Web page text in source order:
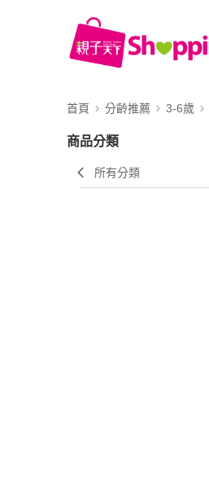
首頁 分齡推薦 3-6歲
商品分類
所有分類